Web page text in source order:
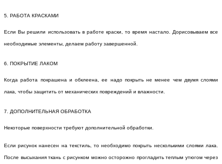
5. РАБОТА КРАСКАМИ
Если Вы решили использовать в работе краски, то время настало. Дорисовываем все
необходимые элементы, делаем работу завершенной.
6. ПОКРЫТИЕ ЛАКОМ
Когда работа покрашена и обклеена, ее надо покрыть не менее чем двумя слоями
лака, чтобы защитить от механических повреждений и влажности.
7. ДОПОЛНИТЕЛЬНАЯ ОБРАБОТКА
Некоторые поверхности требуют дополнительной обработки.
Если рисунок нанесен на текстиль, то необходимо покрыть несколькими слоями лака.
После высыхания ткань с рисунком можно осторожно прогладить теплым утюгом через